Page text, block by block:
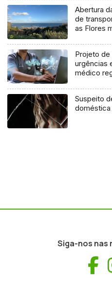
Abertura
de
as Flores
Projeto
urgências
médico
Suspeito
doméstica
Siga-nos nas